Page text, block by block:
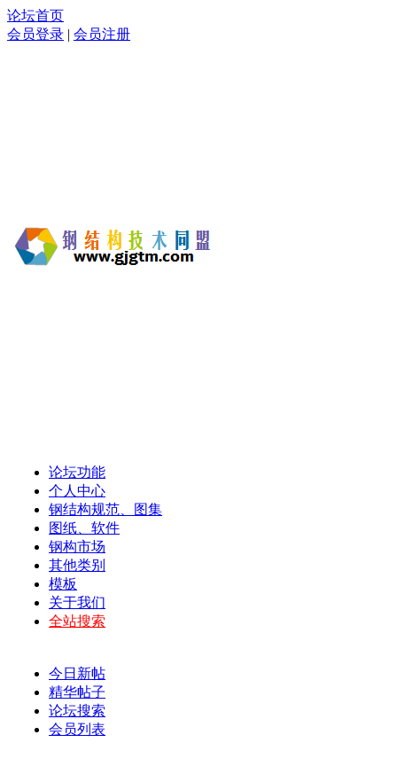
论坛首页
会员登录 | 会员注册
论坛功能
个人中心
钢结构规范、图集
图纸、软件
钢构市场
其他类别
模板
关于我们
全站搜索
今日新帖
精华帖子
论坛搜索
会员列表